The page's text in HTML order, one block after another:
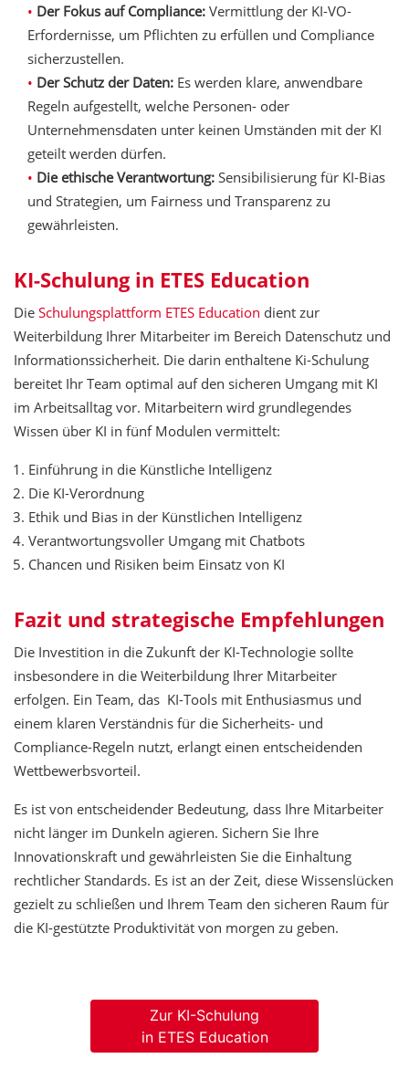
Der Fokus auf Compliance: Vermittlung der KI-VO-
Erfordernisse, um Pflichten zu erfüllen und Compliance
sicherzustellen.
Der Schutz der Daten: Es werden klare, anwendbare
Regeln aufgestellt, welche Personen- oder
Unternehmensdaten unter keinen Umständen mit der KI
geteilt werden dürfen.
Die ethische Verantwortung: Sensibilisierung für KI-Bias
und Strategien, um Fairness und Transparenz zu
gewährleisten.
KI-Schulung in ETES Education
Die Schulungsplattform ETES Education dient zur
Weiterbildung Ihrer Mitarbeiter im Bereich Datenschutz und
Informationssicherheit. Die darin enthaltene Ki-Schulung
bereitet Ihr Team optimal auf den sicheren Umgang mit KI
im Arbeitsalltag vor. Mitarbeitern wird grundlegendes
Wissen über KI in fünf Modulen vermittelt:
Einführung in die Künstliche Intelligenz
Die KI-Verordnung
Ethik und Bias in der Künstlichen Intelligenz
Verantwortungsvoller Umgang mit Chatbots
Chancen und Risiken beim Einsatz von KI
Fazit und strategische Empfehlungen
Die Investition in die Zukunft der KI-Technologie sollte
insbesondere in die Weiterbildung Ihrer Mitarbeiter
erfolgen. Ein Team, das KI-Tools mit Enthusiasmus und
einem klaren Verständnis für die Sicherheits- und
Compliance-Regeln nutzt, erlangt einen entscheidenden
Wettbewerbsvorteil.
Es ist von entscheidender Bedeutung, dass Ihre Mitarbeiter
nicht länger im Dunkeln agieren. Sichern Sie Ihre
Innovationskraft und gewährleisten Sie die Einhaltung
rechtlicher Standards. Es ist an der Zeit, diese Wissenslücken
gezielt zu schließen und Ihrem Team den sicheren Raum für
die KI-gestützte Produktivität von morgen zu geben.
Zur KI-Schulung
in ETES Education